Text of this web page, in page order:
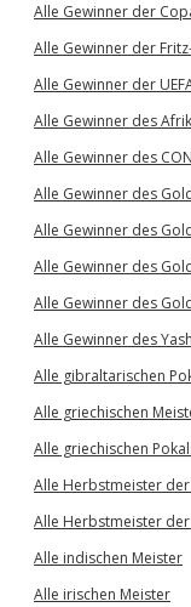
Alle Gewinner der
Alle Gewinner der
Alle Gewinner der
Alle Gewinner des
Alle Gewinner des
Alle Gewinner des
Alle Gewinner des
Alle Gewinner des
Alle Gewinner des
Alle Gewinner des
Alle gibraltarischen
Alle griechischen
Alle griechischen
Alle Herbstmeister
Alle Herbstmeister
Alle indischen Meister
Alle irischen Meister